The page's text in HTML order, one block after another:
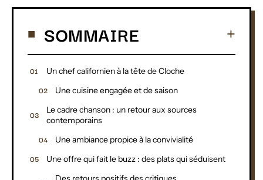
SOMMAIRE
Un chef californien à la tête de Cloche
Une cuisine engagée et de saison
Le cadre chanson : un retour aux sources
contemporains
Une ambiance propice à la convivialité
Une offre qui fait le buzz : des plats qui séduisent